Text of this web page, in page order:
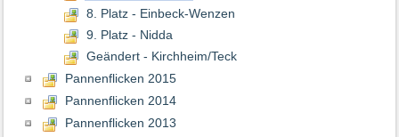
8. Platz - Einbeck-Wenzen
9. Platz - Nidda
Geändert - Kirchheim/Teck
Pannenflicken 2015
Pannenflicken 2014
Pannenflicken 2013